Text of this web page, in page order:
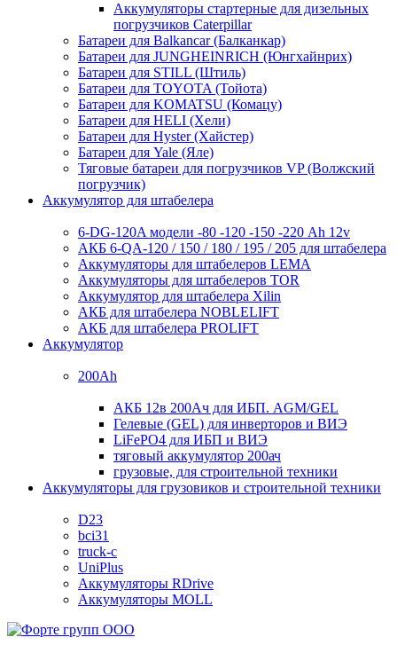
Аккумуляторы стартерные для дизельных
погрузчиков Caterpillar
Батареи для Balkancar (Балканкар)
Батареи для JUNGHEINRICH (Юнгхайнрих)
Батареи для STILL (Штиль)
Батареи для TOYOTA (Тойота)
Батареи для KOMATSU (Комацу)
Батареи для HELI (Хели)
Батареи для Hyster (Хайстер)
Батареи для Yale (Яле)
Тяговые батареи для погрузчиков VP (Волжский
погрузчик)
Аккумулятор для штабелера
6-DG-120A модели -80 -120 -150 -220 Ah 12v
АКБ 6-QA-120 / 150 / 180 / 195 / 205 для штабелера
Аккумуляторы для штабелеров LEMA
Аккумуляторы для штабелеров TOR
Аккумулятор для штабелера Xilin
АКБ для штабелера NOBLELIFT
АКБ для штабелера PROLIFT
Аккумулятор
200Ah
АКБ 12в 200Ач для ИБП. AGM/GEL
Гелевые (GEL) для инверторов и ВИЭ
LiFePO4 для ИБП и ВИЭ
тяговый аккумулятор 200ач
грузовые, для строительной техники
Аккумуляторы для грузовиков и строительной техники
D23
bci31
truck-c
UniPlus
Аккумуляторы RDrive
Аккумуляторы MOLL